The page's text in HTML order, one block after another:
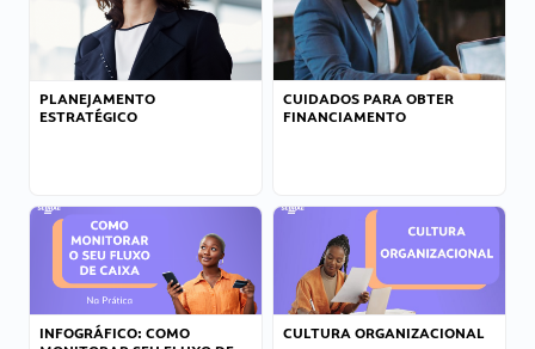
PLANEJAMENTO
ESTRATÉGICO
CUIDADOS PARA OBTER
FINANCIAMENTO
INFOGRÁFICO: COMO
CULTURA ORGANIZACIONAL